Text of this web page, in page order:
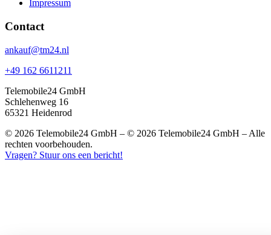
Impressum
Contact
ankauf@tm24.nl
+49 162 6611211
Telemobile24 GmbH
Schlehenweg 16
65321 Heidenrod
© 2026 Telemobile24 GmbH – © 2026 Telemobile24 GmbH – Alle
rechten voorbehouden.
Vragen? Stuur ons een bericht!